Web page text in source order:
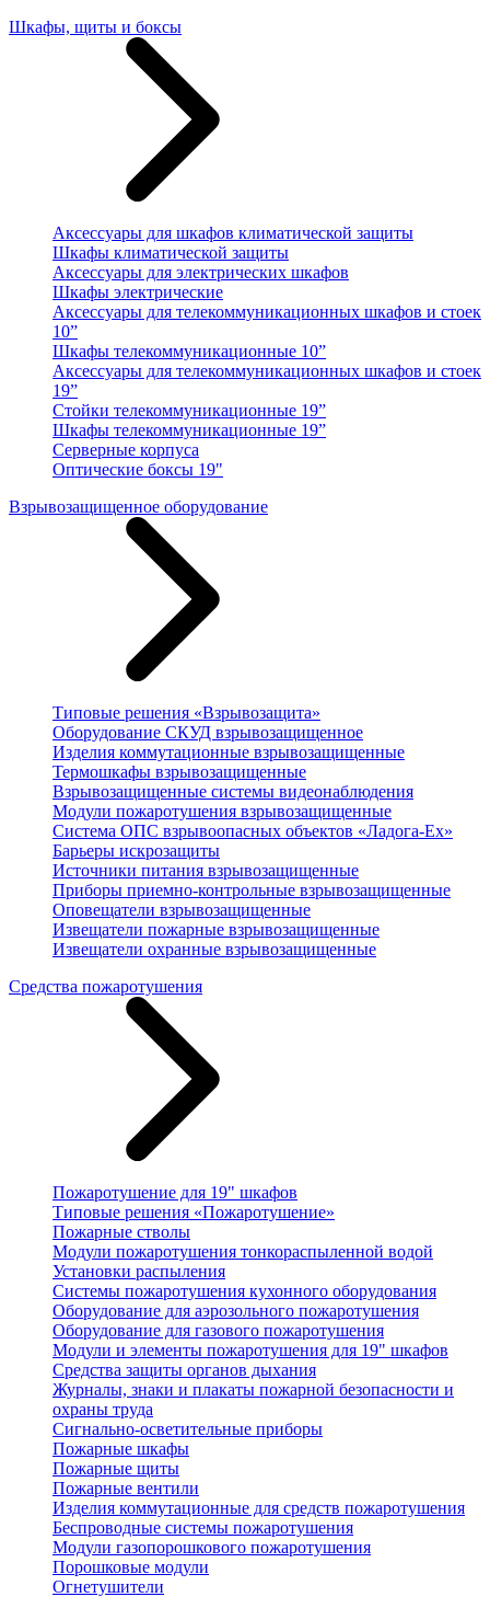
Шкафы, щиты и боксы
Аксессуары для шкафов климатической защиты
Шкафы климатической защиты
Аксессуары для электрических шкафов
Шкафы электрические
Аксессуары для телекоммуникационных шкафов и стоек
10”
Шкафы телекоммуникационные 10”
Аксессуары для телекоммуникационных шкафов и стоек
19”
Стойки телекоммуникационные 19”
Шкафы телекоммуникационные 19”
Серверные корпуса
Оптические боксы 19"
Взрывозащищенное оборудование
Типовые решения «Взрывозащита»
Оборудование СКУД взрывозащищенное
Изделия коммутационные взрывозащищенные
Термошкафы взрывозащищенные
Взрывозащищенные системы видеонаблюдения
Модули пожаротушения взрывозащищенные
Система ОПС взрывоопасных объектов «Ладога-Ex»
Барьеры искрозащиты
Источники питания взрывозащищенные
Приборы приемно-контрольные взрывозащищенные
Оповещатели взрывозащищенные
Извещатели пожарные взрывозащищенные
Извещатели охранные взрывозащищенные
Средства пожаротушения
Пожаротушение для 19" шкафов
Типовые решения «Пожаротушение»
Пожарные стволы
Модули пожаротушения тонкораспыленной водой
Установки распыления
Системы пожаротушения кухонного оборудования
Оборудование для аэрозольного пожаротушения
Оборудование для газового пожаротушения
Модули и элементы пожаротушения для 19" шкафов
Средства защиты органов дыхания
Журналы, знаки и плакаты пожарной безопасности и
охраны труда
Сигнально-осветительные приборы
Пожарные шкафы
Пожарные щиты
Пожарные вентили
Изделия коммутационные для средств пожаротушения
Беспроводные системы пожаротушения
Модули газопорошкового пожаротушения
Порошковые модули
Огнетушители